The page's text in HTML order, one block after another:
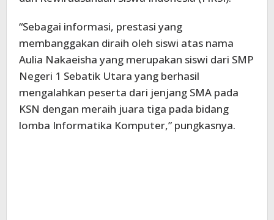
“Sebagai informasi, prestasi yang
membanggakan diraih oleh siswi atas nama
Aulia Nakaeisha yang merupakan siswi dari SMP
Negeri 1 Sebatik Utara yang berhasil
mengalahkan peserta dari jenjang SMA pada
KSN dengan meraih juara tiga pada bidang
lomba Informatika Komputer,” pungkasnya.